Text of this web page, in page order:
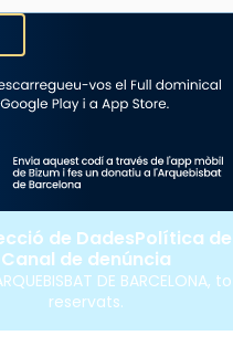
DE BARCELONA,
reservats.
de DadesPolítica
Canal de denúncia